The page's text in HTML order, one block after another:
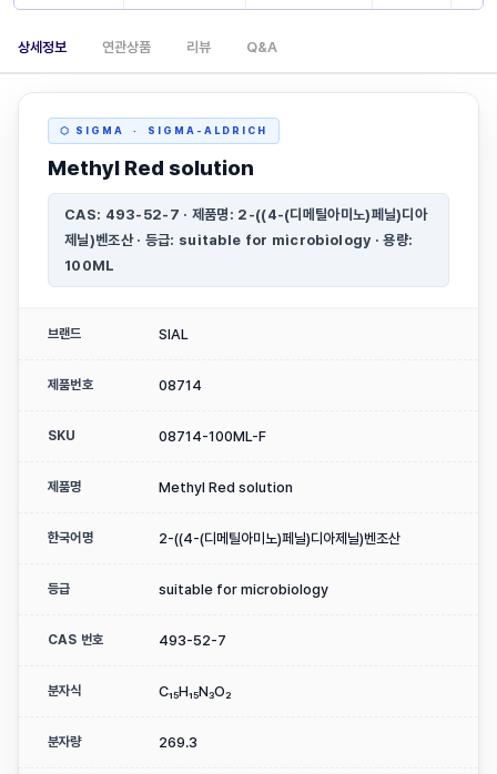
상세정보 연관상품 리뷰 Q&A
⬡ SIGMA · SIGMA-ALDRICH
Methyl Red solution
CAS: 493-52-7 · 제품명: 2-((4-(디메틸아미노)페닐)디아
제닐)벤조산 · 등급: suitable for microbiology · 용량:
100ML
브랜드 SIAL
제품번호 08714
SKU 08714-100ML-F
제품명 Methyl Red solution
한국어명 2-((4-(디메틸아미노)페닐)디아제닐)벤조산
등급 suitable for microbiology
CAS 번호 493-52-7
분자식 C₁₅H₁₅N₃O₂
분자량 269.3